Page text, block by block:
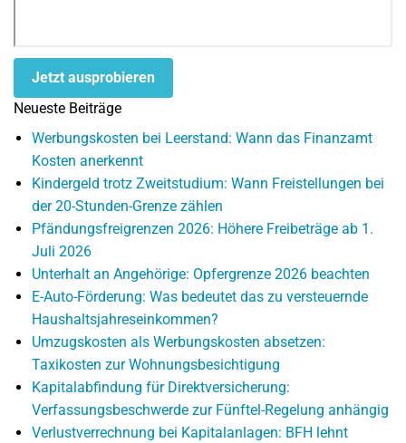
Jetzt ausprobieren
Neueste Beiträge
Werbungskosten bei Leerstand: Wann das Finanzamt
Kosten anerkennt
Kindergeld trotz Zweitstudium: Wann Freistellungen bei
der 20-Stunden-Grenze zählen
Pfändungsfreigrenzen 2026: Höhere Freibeträge ab 1.
Juli 2026
Unterhalt an Angehörige: Opfergrenze 2026 beachten
E-Auto-Förderung: Was bedeutet das zu versteuernde
Haushaltsjahreseinkommen?
Umzugskosten als Werbungskosten absetzen:
Taxikosten zur Wohnungsbesichtigung
Kapitalabfindung für Direktversicherung:
Verfassungsbeschwerde zur Fünftel-Regelung anhängig
Verlustverrechnung bei Kapitalanlagen: BFH lehnt